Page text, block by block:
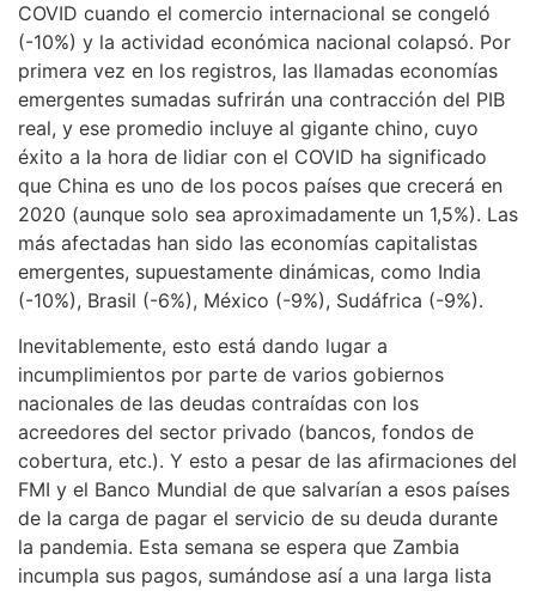
COVID cuando el comercio internacional se congeló
(-10%) y la actividad económica nacional colapsó. Por
primera vez en los registros, las llamadas economías
emergentes sumadas sufrirán una contracción del PIB
real, y ese promedio incluye al gigante chino, cuyo
éxito a la hora de lidiar con el COVID ha significado
que China es uno de los pocos países que crecerá en
2020 (aunque solo sea aproximadamente un 1,5%). Las
más afectadas han sido las economías capitalistas
emergentes, supuestamente dinámicas, como India
(-10%), Brasil (-6%), México (-9%), Sudáfrica (-9%).
Inevitablemente, esto está dando lugar a
incumplimientos por parte de varios gobiernos
nacionales de las deudas contraídas con los
acreedores del sector privado (bancos, fondos de
cobertura, etc.). Y esto a pesar de las afirmaciones del
FMI y el Banco Mundial de que salvarían a esos países
de la carga de pagar el servicio de su deuda durante
la pandemia. Esta semana se espera que Zambia
incumpla sus pagos, sumándose así a una larga lista